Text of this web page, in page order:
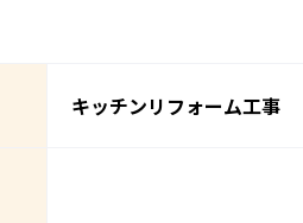
キッチンリフォーム工事